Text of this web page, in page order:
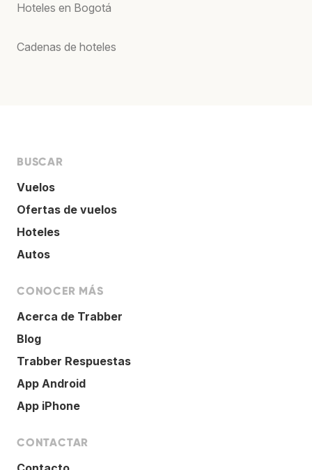
Hoteles en Bogotá
Cadenas de hoteles
BUSCAR
Vuelos
Ofertas de vuelos
Hoteles
Autos
CONOCER MÁS
Acerca de Trabber
Blog
Trabber Respuestas
App Android
App iPhone
CONTACTAR